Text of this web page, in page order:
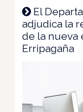
El
adjudica la
de la nueva
Erripagaña